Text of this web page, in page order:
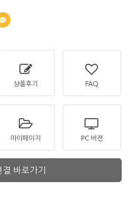
상품후기 FAQ
마이페이지 PC 버젼
바로가기